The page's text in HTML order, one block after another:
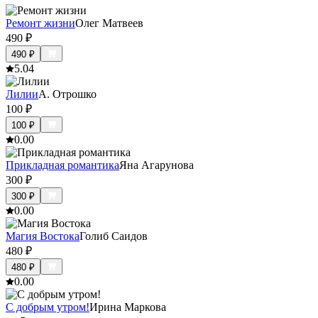
Ремонт жизниОлег Матвеев
490 ₽
490 ₽
5.04
ЛилииА. Отрошко
100 ₽
100 ₽
0.00
Прикладная романтикаЯна Агарунова
300 ₽
300 ₽
0.00
Магия ВостокаГолиб Саидов
480 ₽
480 ₽
0.00
С добрым утром!Ирина Маркова